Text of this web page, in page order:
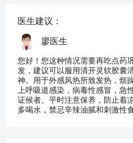
医生建议：
廖医生
您好！您这种情况需要再吃点药
发，建议可以服用清开灵软胶囊
神。用于外感风热所致发热，烦
上呼吸道感染，病毒性感冒，急
证候者。平时注意保养，防止着
多喝水，禁忌辛辣油腻和刺激性食